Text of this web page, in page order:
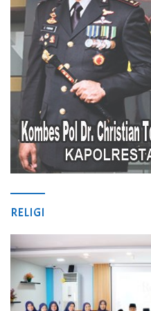
RELIGI